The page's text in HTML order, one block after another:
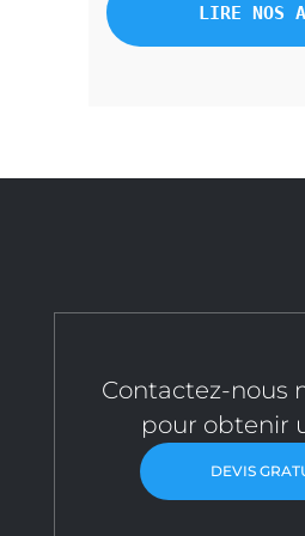
LIRE NOS
Contactez-nous
pour obtenir
DEVIS